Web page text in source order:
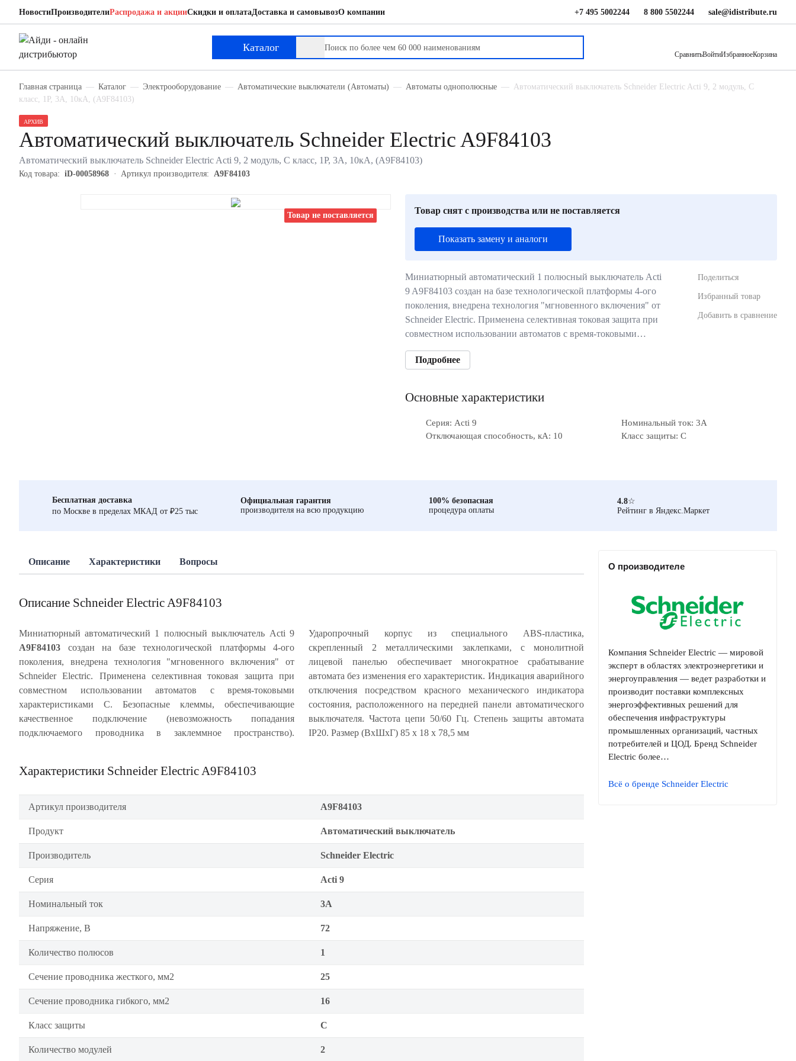
НовостиПроизводителиРаспродажа и акцииСкидки и оплатаДоставка и самовывозО компании +7 495 5002244 8 800 5502244 sale@idistribute.ru
Каталог
СравнитьВойтиИзбранноеКорзина
Главная страница Каталог Электрооборудование Автоматические выключатели (Автоматы) Автоматы однополюсные
Автоматический выключатель Schneider Electric Acti 9, 2 модуль, C
класс, 1P, 3А, 10кА, (A9F84103)
Товар не поставляется
АРХИВ
Автоматический выключатель Schneider Electric A9F84103
Автоматический выключатель Schneider Electric Acti 9, 2 модуль, C класс, 1P, 3А, 10кА, (A9F84103)
Код товара: iD-00058968 Артикул производителя: A9F84103
Товар снят с производства или не поставляется
Показать замену и аналоги
Миниатюрный автоматический 1 полюсный выключатель Acti
9 A9F84103 создан на базе технологической платформы 4-ого
поколения, внедрена технология "мгновенного включения" от
Schneider Electric. Применена селективная токовая защита при
совместном использовании автоматов с время-токовыми…
Подробнее
Поделиться
Избранный товар
Добавить в сравнение
Основные характеристики
Серия: Acti 9
Номинальный ток: 3А
Отключающая способность, кА: 10
Класс защиты: C
Бесплатная доставка
по Москве в пределах МКАД от ₽25 тыс
Официальная гарантия
производителя на всю продукцию
100% безопасная
процедура оплаты
4.8☆
Рейтинг в Яндекс.Маркет
Описание Характеристики Вопросы
Описание Schneider Electric A9F84103
Миниатюрный автоматический 1 полюсный выключатель Acti 9
A9F84103 создан на базе технологической платформы 4-ого
поколения, внедрена технология "мгновенного включения" от
Schneider Electric. Применена селективная токовая защита при
совместном использовании автоматов с время-токовыми
характеристиками С. Безопасные клеммы, обеспечивающие
качественное подключение (невозможность попадания
подключаемого проводника в заклеммное пространство).
Ударопрочный корпус из специального ABS-пластика,
скрепленный 2 металлическими заклепками, с монолитной
лицевой панелью обеспечивает многократное срабатывание
автомата без изменения его характеристик. Индикация аварийного
отключения посредством красного механического индикатора
состояния, расположенного на передней панели автоматического
выключателя. Частота цепи 50/60 Гц. Степень защиты автомата
IP20. Размер (ВхШхГ) 85 х 18 х 78,5 мм
Характеристики Schneider Electric A9F84103
Артикул производителя A9F84103
Продукт Автоматический выключатель
Производитель Schneider Electric
Серия Acti 9
Номинальный ток 3А
Напряжение, В 72
Количество полюсов 1
Сечение проводника жесткого, мм2 25
Сечение проводника гибкого, мм2 16
Класс защиты C
Количество модулей 2
О производителе
Компания Schneider Electric — мировой
эксперт в областях электроэнергетики и
энергоуправления — ведет разработки и
производит поставки комплексных
энергоэффективных решений для
обеспечения инфраструктуры
промышленных организаций, частных
потребителей и ЦОД. Бренд Schneider
Electric более…
Всё о бренде Schneider Electric
Schneider Electric A9F84103
Автоматический выключатель